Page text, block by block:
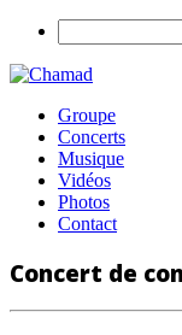
Groupe
Concerts
Musique
Vidéos
Photos
Contact
Concert de